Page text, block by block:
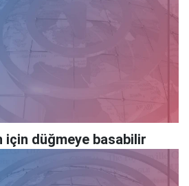
için düğmeye basabilir